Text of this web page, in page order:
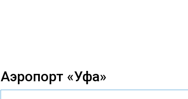
Аэропорт «Уфа»